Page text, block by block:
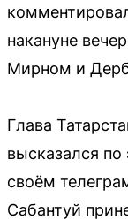
накануне
Мирном и
Глава
высказался
своём
Сабантуй